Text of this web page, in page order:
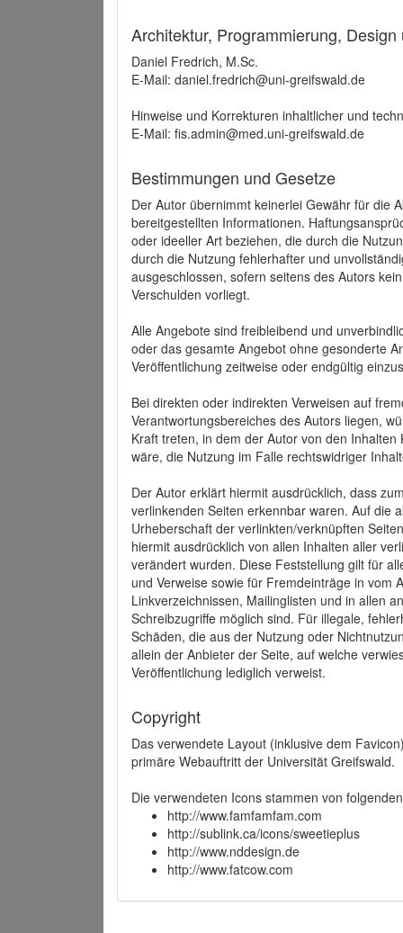
Architektur, Programmierung,
Daniel Fredrich, M.Sc.
E-Mail: daniel.fredrich@uni-greifswald.de
Hinweise und Korrekturen inhaltlicher und
E-Mail: fis.admin@med.uni-greifswald.de
Bestimmungen und Gesetze
Der Autor übernimmt keinerlei Gewähr für die
bereitgestellten Informationen.
oder ideeller Art beziehen, die durch die
durch die Nutzung fehlerhafter und
ausgeschlossen, sofern seitens des Autors
Verschulden vorliegt.
Alle Angebote sind freibleibend und
oder das gesamte Angebot ohne gesonderte
Veröffentlichung zeitweise oder endgültig
Bei direkten oder indirekten Verweisen auf
Verantwortungsbereiches des Autors liegen,
Kraft treten, in dem der Autor von den
wäre, die Nutzung im Falle rechtswidriger
Der Autor erklärt hiermit ausdrücklich, dass
verlinkenden Seiten erkennbar waren. Auf die
Urheberschaft der verlinkten/verknüpften
hiermit ausdrücklich von allen Inhalten aller
verändert wurden. Diese Feststellung gilt für
und Verweise sowie für Fremdeinträge in vom
Linkverzeichnissen, Mailinglisten und in allen
Schreibzugriffe möglich sind. Für illegale,
Schäden, die aus der Nutzung oder
allein der Anbieter der Seite, auf welche
Veröffentlichung lediglich verweist.
Copyright
Das verwendete Layout (inklusive dem
primäre Webauftritt der Universität Greifswald.
Die verwendeten Icons stammen von
http://www.famfamfam.com
http://sublink.ca/icons/sweetieplus
http://www.nddesign.de
http://www.fatcow.com